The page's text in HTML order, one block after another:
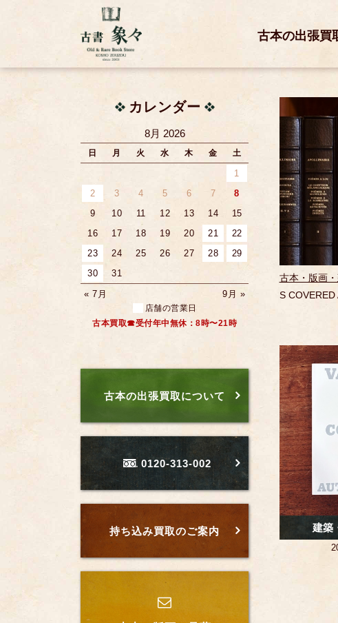
古本の出張買
古本・版画
S
建築
カレンダー
8月 2026
日 月 火 水 木 金 土
1
2
3 4 5 6 7
8
9
10 11 12 13 14
15
16
17 18 19 20 21
22
23
24 25 26 27 28
29
30
31
« 7月
9月 »
店舗の営業日
古本買取☎受付年中無休：8時〜21時
古本の出張買取について
0120-313-002
持ち込み買取のご案内